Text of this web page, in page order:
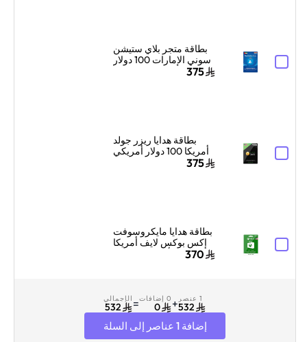
بطاقة متجر بلاي ستيشن
سوني الإمارات 100 دولار
أمريكي إرسال الكود375
بطاقة هدايا ريزر جولد
أمريكا 100 دولار أمريكي
إرسال الكود الرقمي375
بطاقة هدايا مايكروسوفت
إكس بوكس لايف أمريكا
100 دولار أمريكي إرسال370
1 عنصر
532
+ 0 إضافات
0
= الإجمالي
532
إضافة 1 عناصر إلى السلة